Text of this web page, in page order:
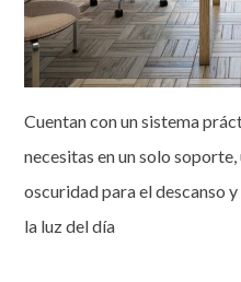
Cuentan con un sistema
necesitas en un solo
oscuridad para el descanso
la luz del día